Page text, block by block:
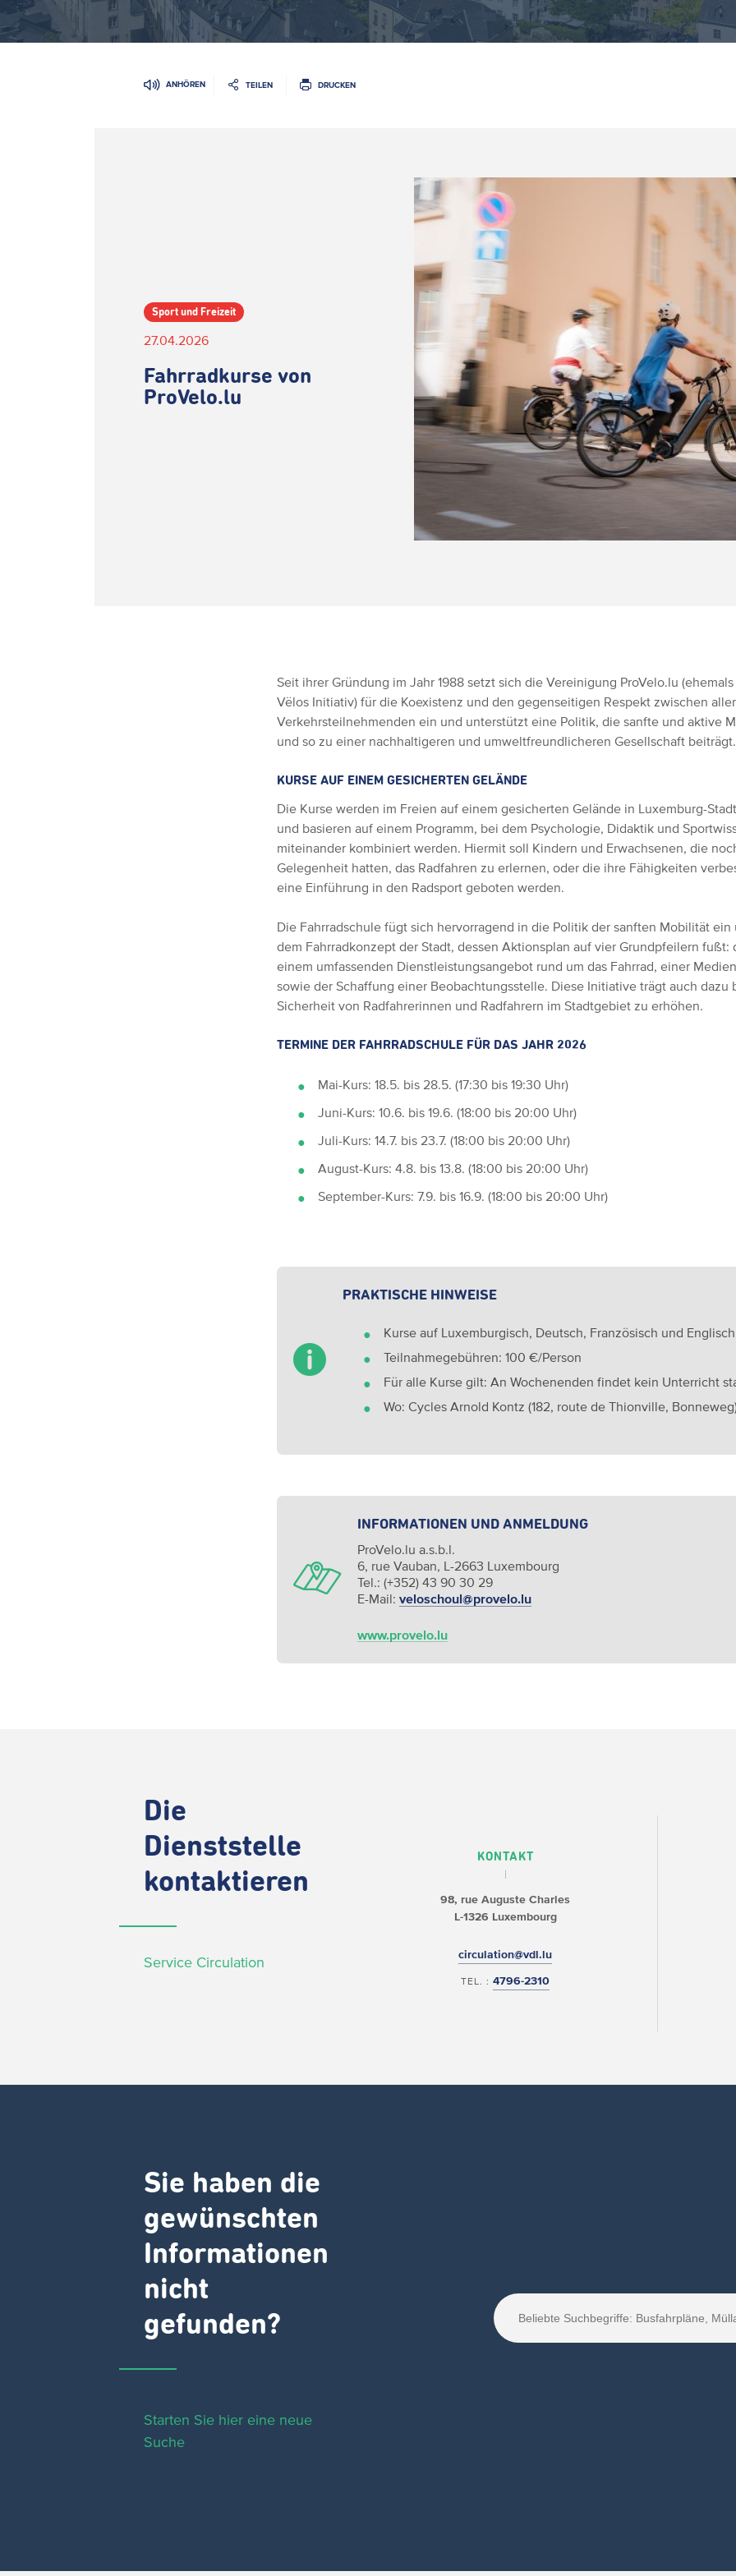
ANHÖREN TEILEN DRUCKEN
Sport und Freizeit
27.04.2026
Fahrradkurse von
ProVelo.lu
Seit ihrer Gründung im Jahr 1988 setzt sich die Vereinigung ProVelo.lu
Vëlos Initiativ) für die Koexistenz und den gegenseitigen Respekt zwischen
Verkehrsteilnehmenden ein und unterstützt eine Politik, die sanfte und aktive
und so zu einer nachhaltigeren und umweltfreundlicheren Gesellschaft beiträgt.
KURSE AUF EINEM GESICHERTEN GELÄNDE
Die Kurse werden im Freien auf einem gesicherten Gelände in Luxemburg-
und basieren auf einem Programm, bei dem Psychologie, Didaktik und
miteinander kombiniert werden. Hiermit soll Kindern und Erwachsenen, die
Gelegenheit hatten, das Radfahren zu erlernen, oder die ihre Fähigkeiten
eine Einführung in den Radsport geboten werden.
Die Fahrradschule fügt sich hervorragend in die Politik der sanften Mobilität
dem Fahrradkonzept der Stadt, dessen Aktionsplan auf vier Grundpfeilern fußt:
einem umfassenden Dienstleistungsangebot rund um das Fahrrad, einer
sowie der Schaffung einer Beobachtungsstelle. Diese Initiative trägt auch dazu
Sicherheit von Radfahrerinnen und Radfahrern im Stadtgebiet zu erhöhen.
TERMINE DER FAHRRADSCHULE FÜR DAS JAHR 2026
Mai-Kurs: 18.5. bis 28.5. (17:30 bis 19:30 Uhr)
Juni-Kurs: 10.6. bis 19.6. (18:00 bis 20:00 Uhr)
Juli-Kurs: 14.7. bis 23.7. (18:00 bis 20:00 Uhr)
August-Kurs: 4.8. bis 13.8. (18:00 bis 20:00 Uhr)
September-Kurs: 7.9. bis 16.9. (18:00 bis 20:00 Uhr)
PRAKTISCHE HINWEISE
Kurse auf Luxemburgisch, Deutsch, Französisch und Englisch
Teilnahmegebühren: 100 €/Person
Für alle Kurse gilt: An Wochenenden findet kein Unterricht
Wo: Cycles Arnold Kontz (182, route de Thionville,
INFORMATIONEN UND ANMELDUNG
ProVelo.lu a.s.b.l.
6, rue Vauban, L-2663 Luxembourg
Tel.: (+352) 43 90 30 29
E-Mail: veloschoul@provelo.lu
www.provelo.lu
Die
Dienststelle
kontaktieren
Service Circulation
KONTAKT
98, rue Auguste Charles
L-1326 Luxembourg
circulation@vdl.lu
TEL. :4796-2310
Sie haben die
gewünschten
Informationen
nicht
gefunden?
Starten Sie hier eine neue
Suche